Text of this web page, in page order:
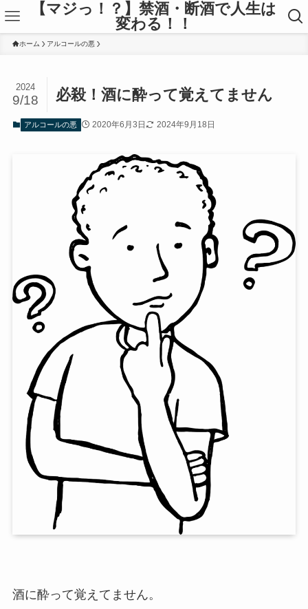
【マジっ！？】禁酒・断酒で人生は
変わる！！
ホーム アルコールの悪
必殺！酒に酔って覚えてません
2024
9/18
アルコールの悪 2020年6月3日 2024年9月18日
酒に酔って覚えてません。